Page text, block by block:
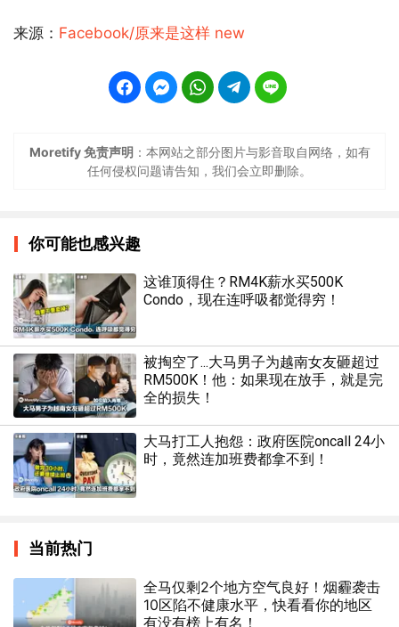
来源： Facebook/原来是这样 new
Moretify 免责声明 ：本网站之部分图片与影音取自网络，如有
任何侵权问题请告知，我们会立即删除。
你可能也感兴趣
这谁顶得住？RM4K薪水买500K
Condo，现在连呼吸都觉得穷！
被掏空了...大马男子为越南女友砸超过
RM500K！他：如果现在放手，就是完
全的损失！
大马打工人抱怨：政府医院oncall 24小
时，竟然连加班费都拿不到！
当前热门
全马仅剩2个地方空气良好！烟霾袭击
10区陷不健康水平，快看看你的地区
有没有榜上有名！